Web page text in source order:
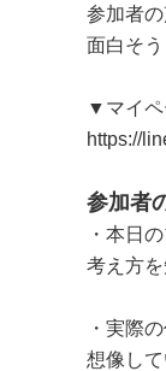
参加者
面白そ
▼マイペ
https://
参加者
・本日
考え方
・実際
想像し